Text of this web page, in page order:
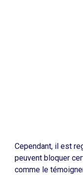
Cependant, il est
peuvent bloquer
comme le